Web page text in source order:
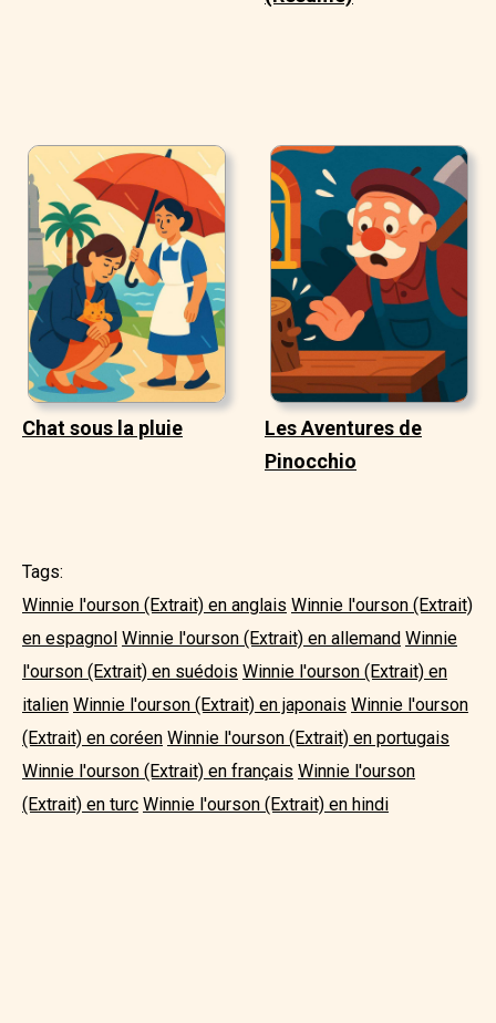
Chat sous la pluie
Les Aventures de
Pinocchio
Tags:
Winnie l'ourson (Extrait) en anglais Winnie l'ourson (Extrait)
en espagnol Winnie l'ourson (Extrait) en allemand Winnie
l'ourson (Extrait) en suédois Winnie l'ourson (Extrait) en
italien Winnie l'ourson (Extrait) en japonais Winnie l'ourson
(Extrait) en coréen Winnie l'ourson (Extrait) en portugais
Winnie l'ourson (Extrait) en français Winnie l'ourson
(Extrait) en turc Winnie l'ourson (Extrait) en hindi